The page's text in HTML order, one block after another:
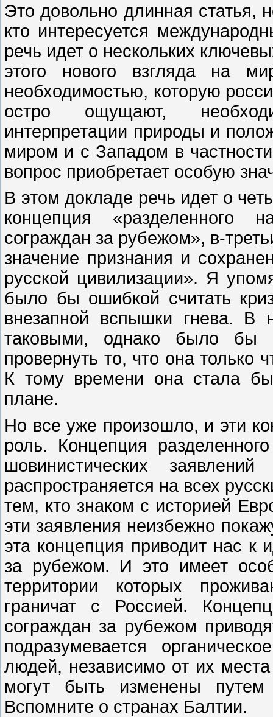
Это довольно длинная статья,
кто интересуется
речь идет о нескольких
этого нового взгляда на
необходимостью, которую
остро ощущают,
интерпретации природы и
миром и с Западом в
вопрос приобретает особую
В этом докладе речь идет о
концепция «разделенного
сограждан за рубежом», в-
значение признания и
русской цивилизации». Я
было бы ошибкой считать
внезапной вспышки гнева. В
таковыми, однако было бы
провернуть то, что она только
К тому времени она стала
плане.
Но все уже произошло, и эти
роль. Концепция
шовинистических
распространяется на всех
тем, кто знаком с историей
эти заявления неизбежно
эта концепция приводит нас
за рубежом. И это имеет
территории которых
граничат с Россией.
сограждан за рубежом
подразумевается
людей, независимо от их
могут быть изменены путем
Вспомните о странах Балтии.